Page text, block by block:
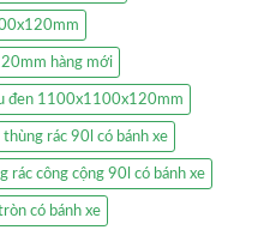
hàng mới
đen 1100x1100x120mm
thùng rác 90l có bánh xe
rác công cộng 90l có bánh xe
có bánh xe